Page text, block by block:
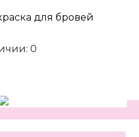
для бровей
0